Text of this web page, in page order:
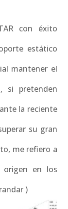
con éxito
estático
mantener el
si pretenden
la reciente
su gran
me refiero a
origen en los
)